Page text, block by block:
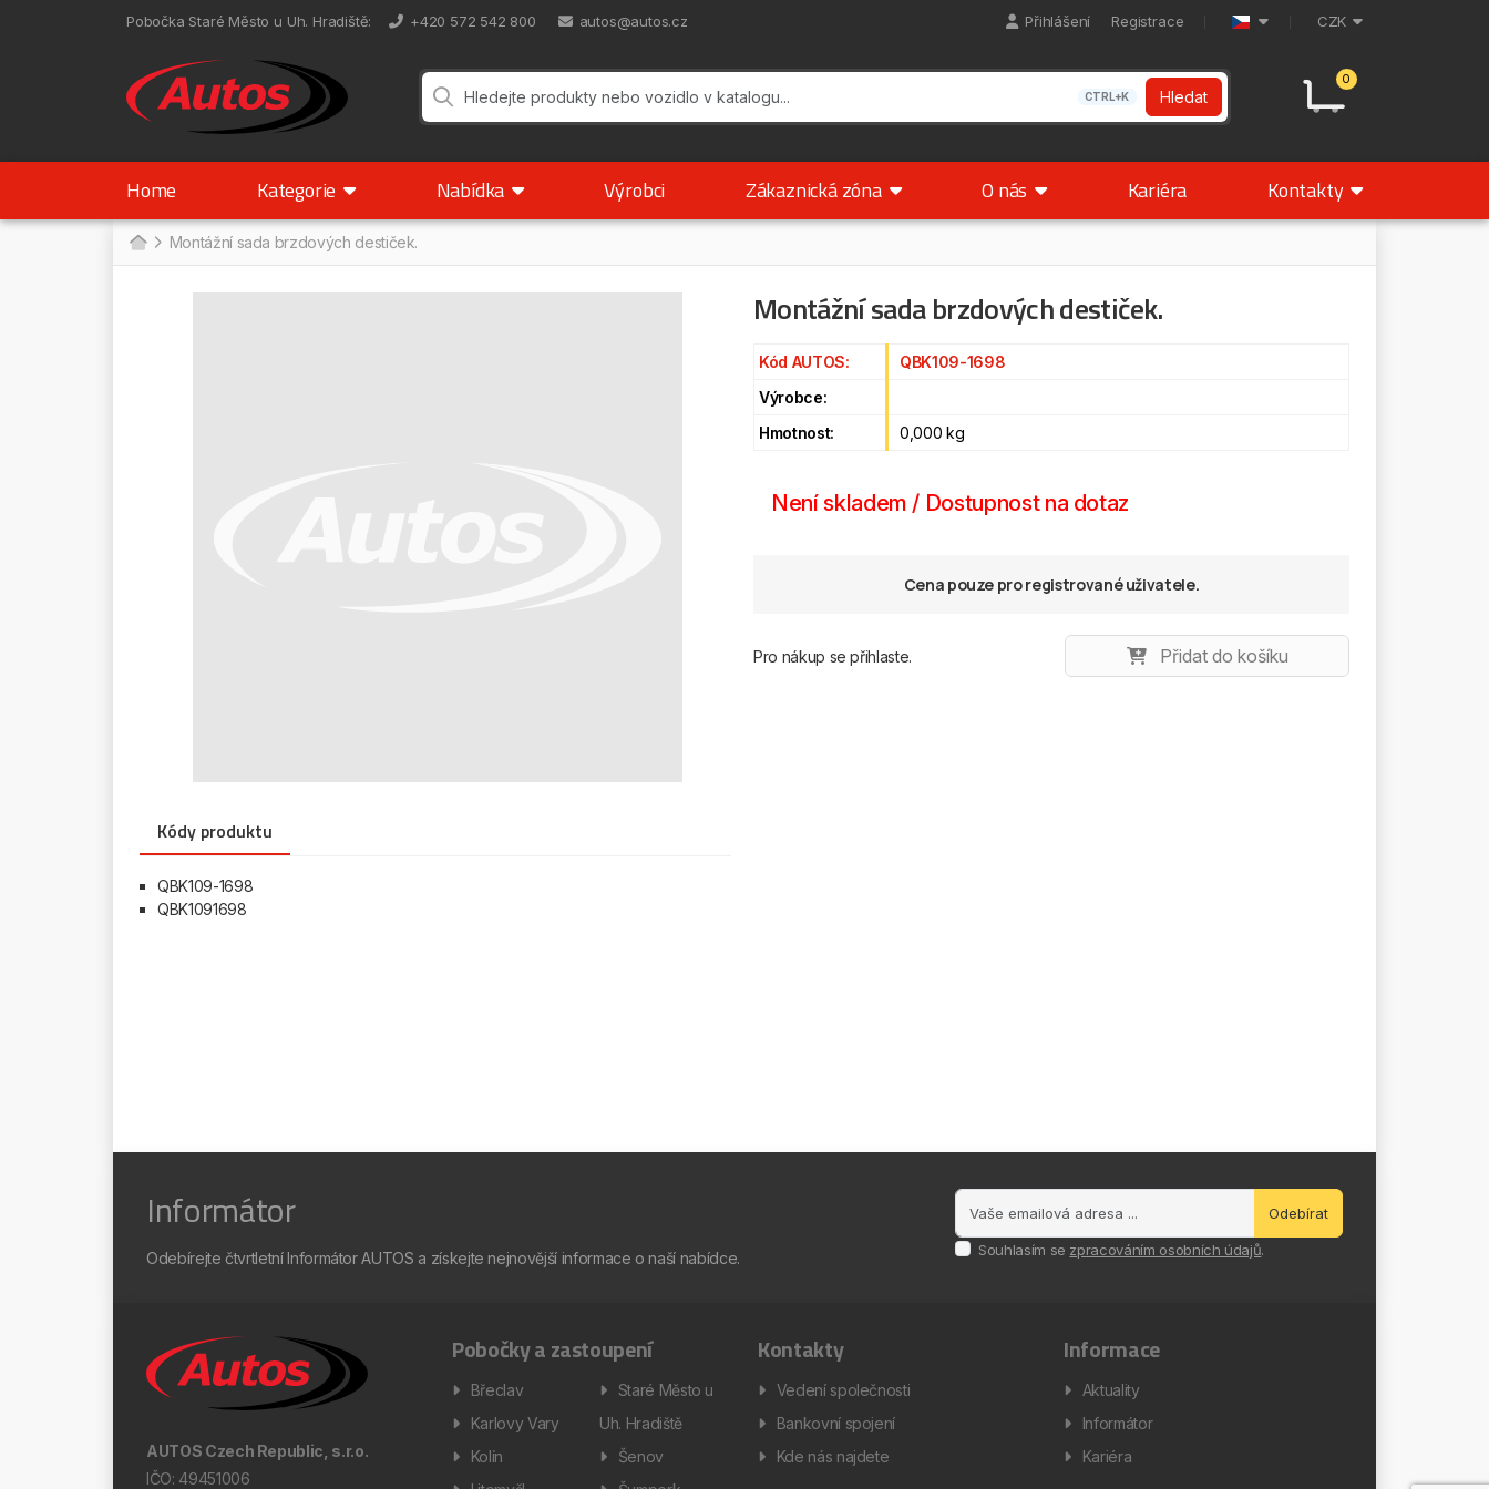
Pobočka Staré Město u Uh. Hradiště: +420 572 542 800 autos@autos.cz Přihlášení Registrace CZK
0
CTRL+K Hledat
Home Kategorie Nabídka Výrobci Zákaznická zóna O nás Kariéra Kontakty
Montážní sada brzdových destiček.
Montážní sada brzdových destiček.
Kód AUTOS:
QBK109-1698
Výrobce:
Hmotnost:
0,000 kg
Není skladem / Dostupnost na dotaz
Cena pouze pro registrované uživatele.
Pro nákup se přihlaste. Přidat do košíku
Kódy produktu
QBK109-1698
QBK1091698
Informátor
Odebírejte čtvrtletní Informátor AUTOS a získejte nejnovější informace o naší nabídce.
Odebírat
Souhlasím se zpracováním osobních údajů.
AUTOS Czech Republic, s.r.o.
IČO: 49451006
Pobočky a zastoupení
Břeclav
Karlovy Vary
Kolín
Staré Město u
Uh. Hradiště
Šenov
Kontakty
Vedení společnosti
Bankovní spojení
Kde nás najdete
Informace
Aktuality
Informátor
Kariéra